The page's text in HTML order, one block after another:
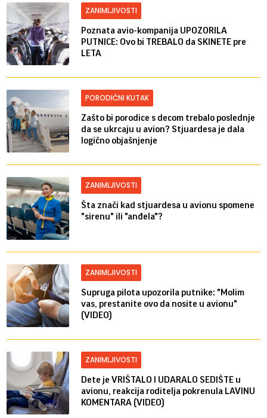
ZANIMLJIVOSTI
Poznata avio-kompanija UPOZORILA
PUTNICE: Ovo bi TREBALO da SKINETE pre
LETA
PORODIČNI KUTAK
Zašto bi porodice s decom trebalo poslednje
da se ukrcaju u avion? Stjuardesa je dala
logično objašnjenje
ZANIMLJIVOSTI
Šta znači kad stjuardesa u avionu spomene
"sirenu" ili "anđela"?
ZANIMLJIVOSTI
Supruga pilota upozorila putnike: "Molim
vas, prestanite ovo da nosite u avionu"
(VIDEO)
ZANIMLJIVOSTI
Dete je VRIŠTALO I UDARALO SEDIŠTE u
avionu, reakcija roditelja pokrenula LAVINU
KOMENTARA (VIDEO)